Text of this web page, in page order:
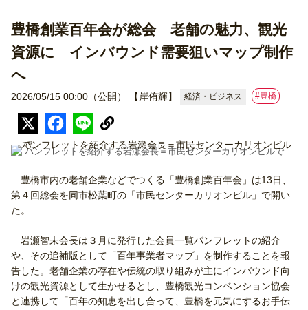
豊橋創業百年会が総会 老舗の魅力、観光
資源に インバウンド需要狙いマップ制作
へ
2026/05/15 00:00（公開） 【岸侑輝】 経済・ビジネス #豊橋
パンフレットを紹介する岩瀬会長＝市民センターカリオンビルで
豊橋市内の老舗企業などでつくる「豊橋創業百年会」は13日、
第４回総会を同市松葉町の「市民センターカリオンビル」で開い
た。
岩瀬智未会長は３月に発行した会員一覧パンフレットの紹介
や、その追補版として「百年事業者マップ」を制作することを報
告した。老舗企業の存在や伝統の取り組みが主にインバウンド向
けの観光資源として生かせるとし、豊橋観光コンベンション協会
と連携して「百年の知恵を出し合って、豊橋を元気にするお手伝